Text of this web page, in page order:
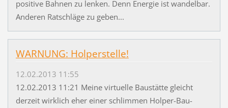
positive Bahnen zu lenken. Denn Energie ist wandelbar.
Anderen Ratschläge zu geben...
WARNUNG: Holperstelle!
12.02.2013 11:55
12.02.2013 11:21 Meine virtuelle Baustätte gleicht
derzeit wirklich eher einer schlimmen Holper-Bau-